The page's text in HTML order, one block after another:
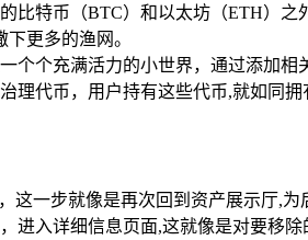
特币（BTC）和以太坊（ETH）之
更多的渔网。
个个充满活力的小世界，通过添加
代币，用户持有这些代币,就如同拥
一步就像是再次回到资产展示厅,为
入详细信息页面,这就像是对要移除